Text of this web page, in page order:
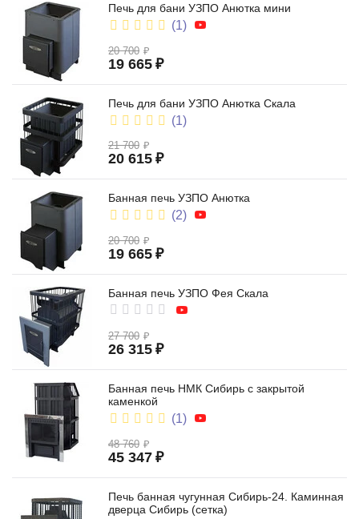
закрытая каменка
на угле
Печь для бани УЗПО Анютка мини
(1)
20 700 ₽
19 665 ₽
Печь для бани УЗПО Анютка Скала
(1)
21 700 ₽
20 615 ₽
Банная печь УЗПО Анютка
(2)
20 700 ₽
19 665 ₽
Банная печь УЗПО Фея Скала
27 700 ₽
26 315 ₽
Банная печь НМК Сибирь с закрытой
каменкой
(1)
48 760 ₽
45 347 ₽
Печь банная чугунная Сибирь-24. Каминная
дверца Сибирь (сетка)